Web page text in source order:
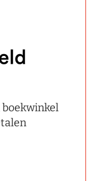
boekwinkel